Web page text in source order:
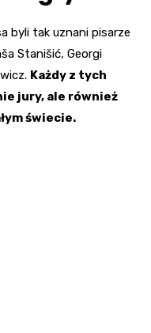
byli tak uznani pisarze
Stanišić, Georgi
Każdy z tych
jury, ale również
świecie.